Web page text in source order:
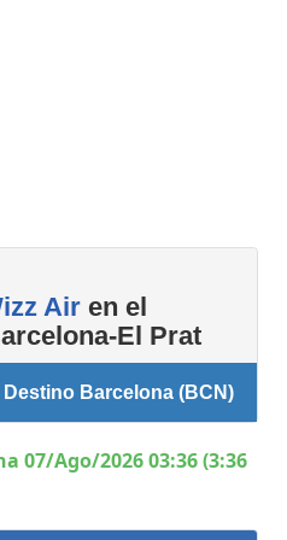
Air en el
El Prat
Destino Barcelona (BCN)
07/Ago/2026 03:36 (3:36